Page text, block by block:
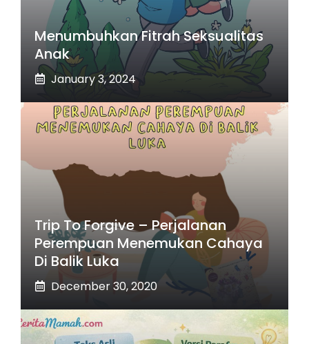
Menumbuhkan Fitrah Seksualitas
Anak
January 3, 2024
Trip To Forgive – Perjalanan
Perempuan Menemukan Cahaya
Di Balik Luka
December 30, 2020